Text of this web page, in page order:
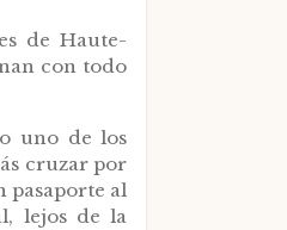
de Haute-
con todo
uno de los
cruzar por
pasaporte al
lejos de la